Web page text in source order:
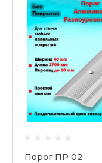
Порог ПР 02